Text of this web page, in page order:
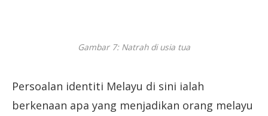
Gambar 7: Natrah di usia tua
Persoalan identiti Melayu di sini ialah
berkenaan apa yang menjadikan orang melayu